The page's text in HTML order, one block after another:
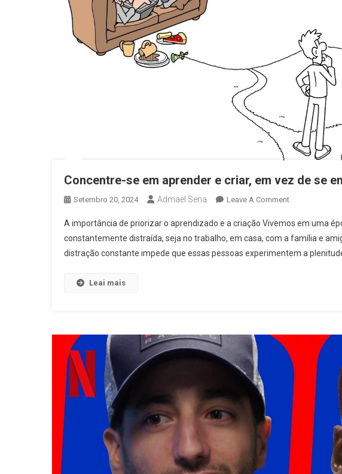
Concentre-se em aprender e criar, em vez de se
Setembro 20, 2024 Admael Sena Leave A CommentOn
Se
Em
Aprender
Se
Entreter
E
Se
Distrair
A importância de priorizar o aprendizado e a criação Vivemos em uma
constantemente distraída, seja no trabalho, em casa, com a família e
distração constante impede que essas pessoas experimentem a
Leai mais